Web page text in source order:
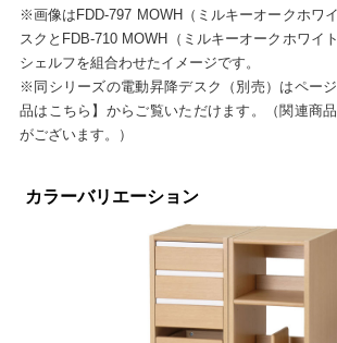
※画像はFDD-797 MOWH（ミルキーオークホワ
スクとFDB-710 MOWH（ミルキーオークホワイ
シェルフを組合わせたイメージです。
※同シリーズの電動昇降デスク（別売）はペー
品はこちら】からご覧いただけます。（関連商
がございます。）
カラーバリエーション